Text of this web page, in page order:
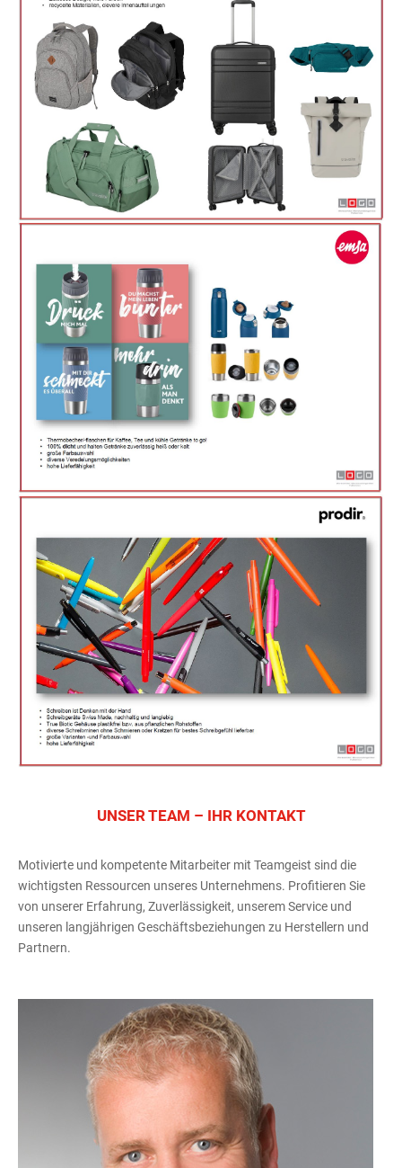
UNSER TEAM – IHR KONTAKT
Motivierte und kompetente Mitarbeiter mit Teamgeist sind die
wichtigsten Ressourcen unseres Unternehmens. Profitieren Sie
von unserer Erfahrung, Zuverlässigkeit, unserem Service und
unseren langjährigen Geschäftsbeziehungen zu Herstellern und
Partnern.